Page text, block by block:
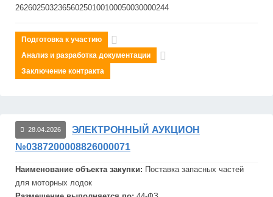
262602503236560250100100050030000244
Подготовка к участию
Анализ и разработка документации
Заключение контракта
28.04.2026
ЭЛЕКТРОННЫЙ АУКЦИОН
№0387200008826000071
Наименование объекта закупки: Поставка запасных частей
для моторных лодок